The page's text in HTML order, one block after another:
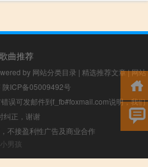
曲推荐
by 网站分类目录 | 精选推荐文章|网站
陕ICP备05009492号
误可发邮件到f_fb#foxmail.com说明，我们
纠正，谢谢
不接盈利性广告及商业合作
小男孩